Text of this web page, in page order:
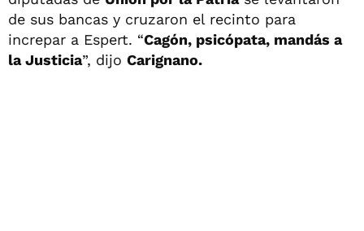
de sus bancas y cruzaron el recinto para
increpar a Espert. “Cagón, psicópata, mandás a
la Justicia”, dijo Carignano.